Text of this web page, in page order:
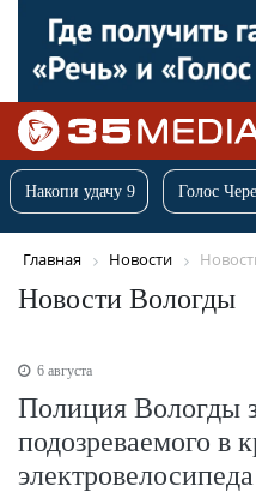
Накопи удачу 9 Голос
Главная Новости
Новости Вологды
6 августа
Полиция Вологды
подозреваемого в
электровелосипеда